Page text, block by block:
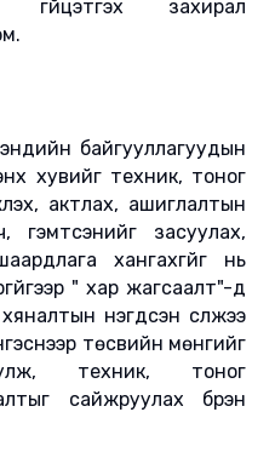
захирал
байгууллагуудын
хувийг техник, тоног
актлах, ашиглалтын
гэмтсэнийг засуулах,
хангахгүйг нь
" хар жагсаалт"-д
хяналтын нэгдсэн сүлжээ
төсвийн мөнгийг
техник, тоног
сайжруулах бүрэн